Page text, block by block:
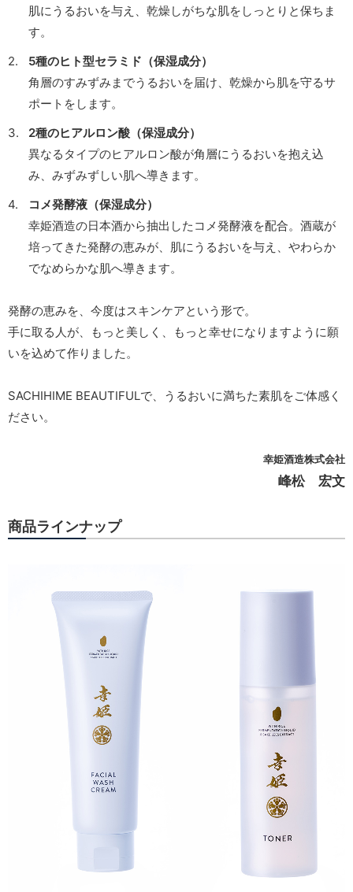
肌にうるおいを与え、乾燥しがちな肌をしっとりと保ちま
す。
5種のヒト型セラミド（保湿成分）
角層のすみずみまでうるおいを届け、乾燥から肌を守るサ
ポートをします。
2種のヒアルロン酸（保湿成分）
異なるタイプのヒアルロン酸が角層にうるおいを抱え込
み、みずみずしい肌へ導きます。
コメ発酵液（保湿成分）
幸姫酒造の日本酒から抽出したコメ発酵液を配合。酒蔵が
培ってきた発酵の恵みが、肌にうるおいを与え、やわらか
でなめらかな肌へ導きます。
発酵の恵みを、今度はスキンケアという形で。
手に取る人が、もっと美しく、もっと幸せになりますように願
いを込めて作りました。
SACHIHIME BEAUTIFULで、うるおいに満ちた素肌をご体感く
ださい。
幸姫酒造株式会社
峰松 宏文
商品ラインナップ